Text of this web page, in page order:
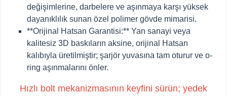
değişimlerine, darbelere ve aşınmaya karşı yüksek
dayanıklılık sunan özel polimer gövde mimarisi.
**Orijinal Hatsan Garantisi:** Yan sanayi veya
kalitesiz 3D baskıların aksine, orijinal Hatsan
kalıbıyla üretilmiştir; şarjör yuvasına tam oturur ve o-
ring aşınmalarını önler.
Hızlı bolt mekanizmasının keyfini sürün; yedek